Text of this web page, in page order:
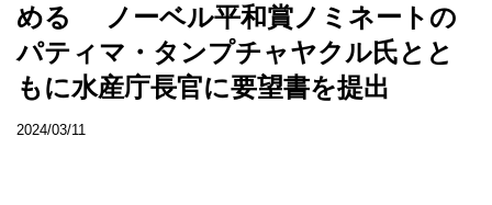
める ノーベル平和賞ノミネートの
パティマ・タンプチャヤクル氏とと
もに水産庁長官に要望書を提出
2024/03/11